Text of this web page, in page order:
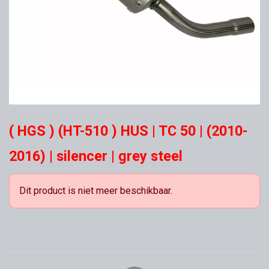
( HGS ) (HT-510 ) HUS | TC 50 | (2010-
2016) | silencer | grey steel
Dit product is niet meer beschikbaar.